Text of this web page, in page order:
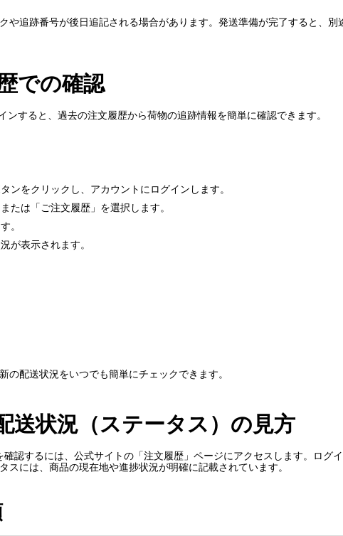
や追跡番号が後日追記される場合があります。発送準備が完了すると、
での確認
すると、過去の注文履歴から荷物の追跡情報を簡単に確認できます。
ンをクリックし、アカウントにログインします。
たは「ご注文履歴」を選択します。
。
が表示されます。
配送状況をいつでも簡単にチェックできます。
状況（ステータス）の見方
認するには、公式サイトの「注文履歴」ページにアクセスします。ログ
には、商品の現在地や進捗状況が明確に記載されています。